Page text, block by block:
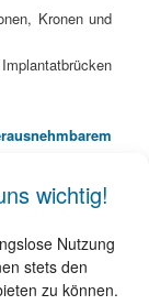
wichtig!
Nutzung
stets den
zu können.
Kronen und
von Prof. Dr.